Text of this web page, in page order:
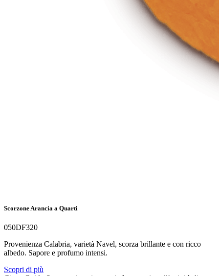
Scorzone Arancia a Quarti
050DF320
Provenienza Calabria, varietà Navel, scorza brillante e con ricco
albedo. Sapore e profumo intensi.
Scopri di più